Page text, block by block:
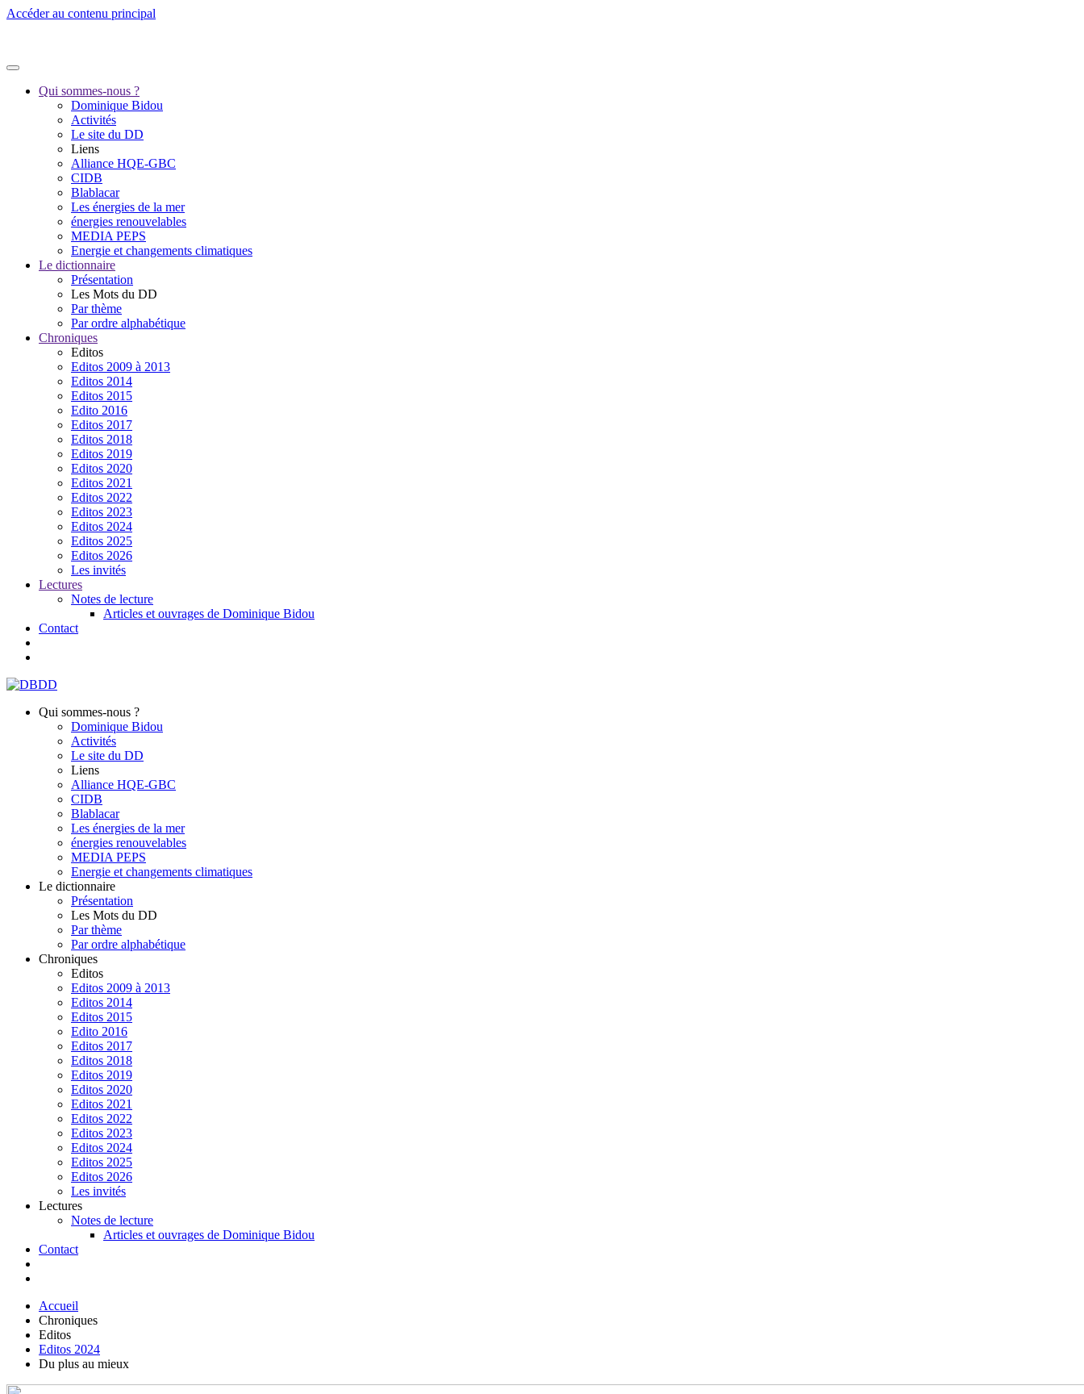
Accéder au contenu principal
Qui sommes-nous ?
Dominique Bidou
Activités
Le site du DD
Liens
Alliance HQE-GBC
CIDB
Blablacar
Les énergies de la mer
énergies renouvelables
MEDIA PEPS
Energie et changements climatiques
Le dictionnaire
Présentation
Les Mots du DD
Par thème
Par ordre alphabétique
Chroniques
Editos
Editos 2009 à 2013
Editos 2014
Editos 2015
Edito 2016
Editos 2017
Editos 2018
Editos 2019
Editos 2020
Editos 2021
Editos 2022
Editos 2023
Editos 2024
Editos 2025
Editos 2026
Les invités
Lectures
Notes de lecture
Articles et ouvrages de Dominique Bidou
Contact
Qui sommes-nous ?
Dominique Bidou
Activités
Le site du DD
Liens
Alliance HQE-GBC
CIDB
Blablacar
Les énergies de la mer
énergies renouvelables
MEDIA PEPS
Energie et changements climatiques
Le dictionnaire
Présentation
Les Mots du DD
Par thème
Par ordre alphabétique
Chroniques
Editos
Editos 2009 à 2013
Editos 2014
Editos 2015
Edito 2016
Editos 2017
Editos 2018
Editos 2019
Editos 2020
Editos 2021
Editos 2022
Editos 2023
Editos 2024
Editos 2025
Editos 2026
Les invités
Lectures
Notes de lecture
Articles et ouvrages de Dominique Bidou
Contact
Accueil
Chroniques
Editos
Editos 2024
Du plus au mieux